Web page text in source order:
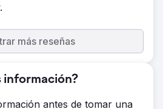
más reseñas
información?
antes de tomar una